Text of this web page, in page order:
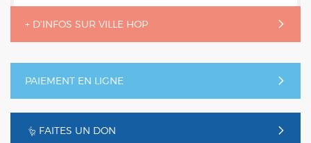
+ D'INFOS SUR VILLE HOP
PAIEMENT EN LIGNE
FAITES UN DON